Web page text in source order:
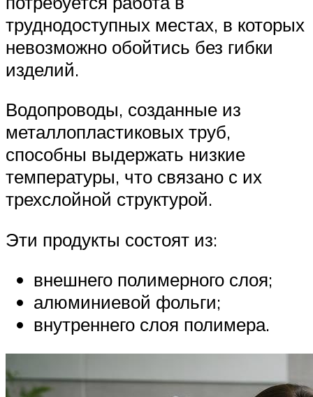
труднодоступных местах, в которых
невозможно обойтись без гибки
изделий.
Водопроводы, созданные из
металлопластиковых труб,
способны выдержать низкие
температуры, что связано с их
трехслойной структурой.
Эти продукты состоят из:
внешнего полимерного слоя;
алюминиевой фольги;
внутреннего слоя полимера.